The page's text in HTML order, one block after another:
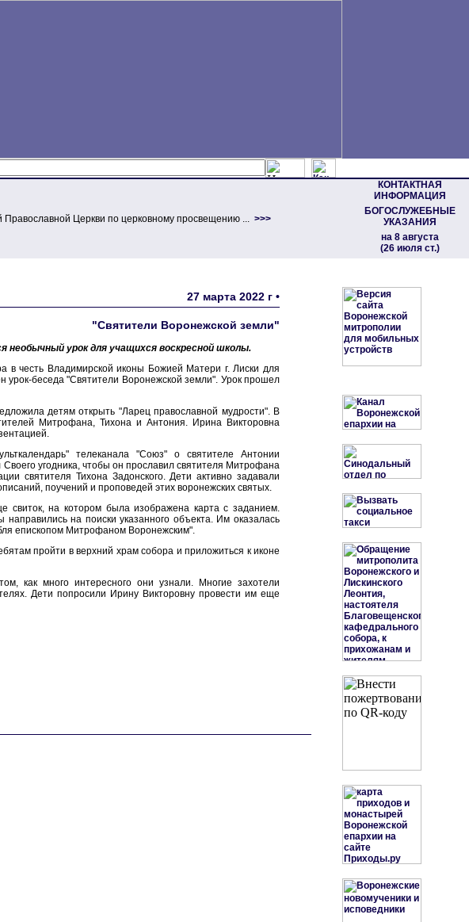
КОНТАКТНАЯ
ИНФОРМАЦИЯ
БОГОСЛУЖЕБНЫЕ
УКАЗАНИЯ
на 8 августа
(26 июля ст.)
Церкви по церковному просвещению ... >>>
27 марта 2022 г •
"Святители Воронежской земли"
необычный урок для учащихся воскресной школы.
в честь Владимирской иконы Божией Матери г. Лиски для
урок-беседа "Святители Воронежской земли". Урок прошел
детям открыть "Ларец православной мудрости". В
Митрофана, Тихона и Антония. Ирина Викторовна
телеканала "Союз" о святителе Антонии
угодника, чтобы он прославил святителя Митрофана
святителя Тихона Задонского. Дети активно задавали
поучений и проповедей этих воронежских святых.
свиток, на котором была изображена карта с заданием.
на поиски указанного объекта. Им оказалась
епископом Митрофаном Воронежским".
пройти в верхний храм собора и приложиться к иконе
как много интересного они узнали. Многие захотели
Дети попросили Ирину Викторовну провести им еще